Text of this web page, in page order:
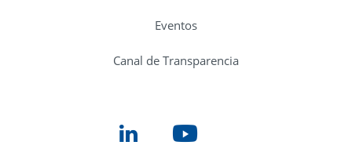
Eventos
Canal de Transparencia